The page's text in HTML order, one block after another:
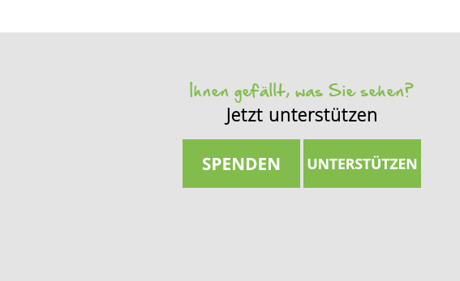
Ihnen gefällt, was Sie sehen?
Jetzt unterstützen